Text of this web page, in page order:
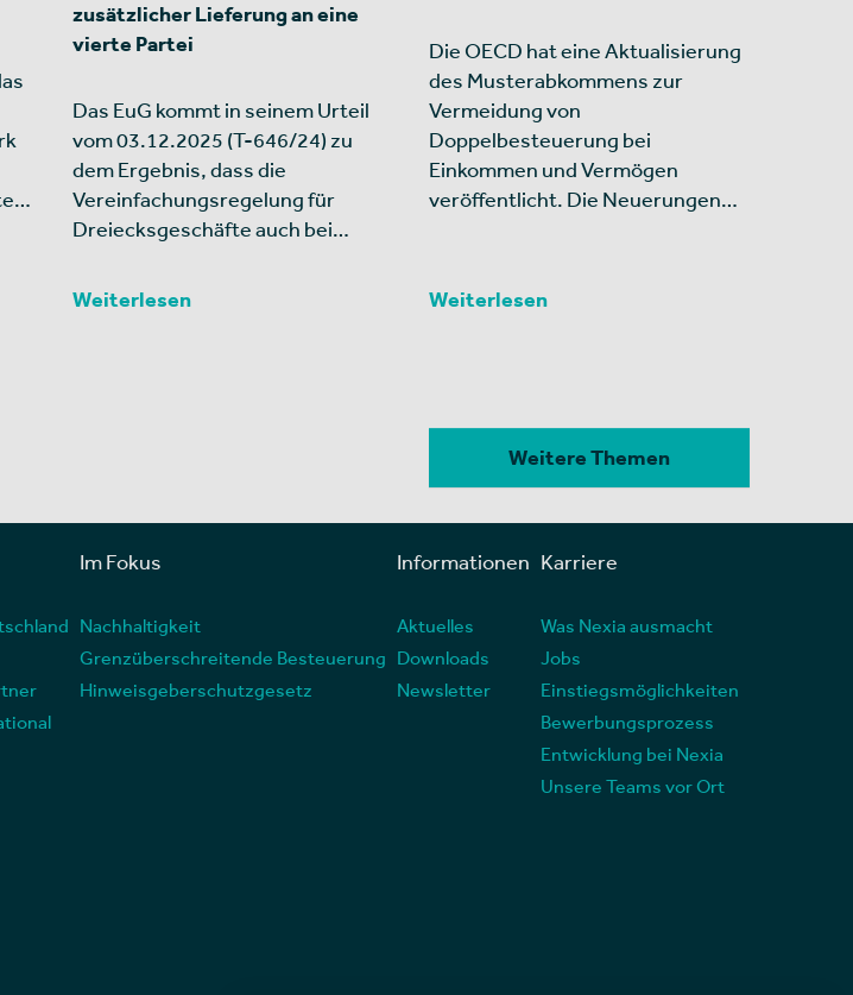
zusätzlicher Lieferung an eine
vierte Partei
Das EuG kommt in seinem Urteil
vom 03.12.2025 (T-646/24) zu
dem Ergebnis, dass die
Vereinfachungsregelung für
Dreiecksgeschäfte auch bei…
Weiterlesen
Die OECD hat eine Aktualisierung
des Musterabkommens zur
Vermeidung von
Doppelbesteuerung bei
Einkommen und Vermögen
veröffentlicht. Die Neuerungen…
Weiterlesen
Weitere Themen
Im Fokus
Nachhaltigkeit
Grenzüberschreitende Besteuerung
Hinweisgeberschutzgesetz
Informationen
Aktuelles
Downloads
Newsletter
Karriere
Was Nexia ausmacht
Jobs
Einstiegsmöglichkeiten
Bewerbungsprozess
Entwicklung bei Nexia
Unsere Teams vor Ort